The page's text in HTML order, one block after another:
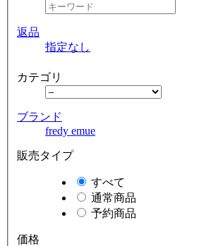
返品
指定なし
カテゴリ
ブランド
fredy emue
販売タイプ
すべて
通常商品
予約商品
価格